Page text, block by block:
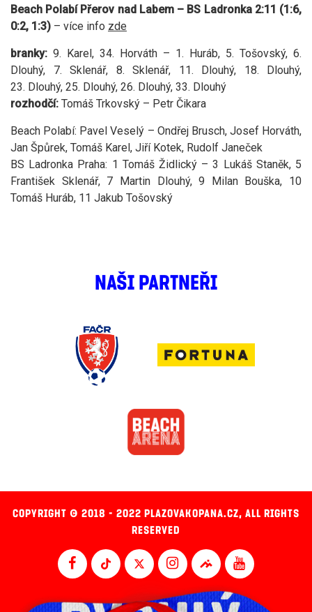
Beach Polabí Přerov nad Labem – BS Ladronka 2:11 (1:6,
0:2, 1:3) – více info zde
branky: 9. Karel, 34. Horváth – 1. Huráb, 5. Tošovský, 6.
Dlouhý, 7. Sklenář, 8. Sklenář, 11. Dlouhý, 18. Dlouhý,
23. Dlouhý, 25. Dlouhý, 26. Dlouhý, 33. Dlouhý
rozhodčí: Tomáš Trkovský – Petr Čikara
Beach Polabí: Pavel Veselý – Ondřej Brusch, Josef Horváth,
Jan Špůrek, Tomáš Karel, Jiří Kotek, Rudolf Janeček
BS Ladronka Praha: 1 Tomáš Židlický – 3 Lukáš Staněk, 5
František Sklenář, 7 Martin Dlouhý, 9 Milan Bouška, 10
Tomáš Huráb, 11 Jakub Tošovský
NAŠI PARTNEŘI
COPYRIGHT © 2018 - 2022 PLAZOVAKOPANA.CZ, ALL RIGHTS
RESERVED